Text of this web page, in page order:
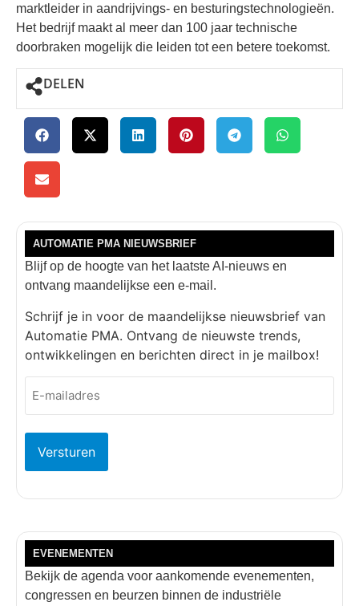
marktleider in aandrijvings- en besturingstechnologieën.
Het bedrijf maakt al meer dan 100 jaar technische
doorbraken mogelijk die leiden tot een betere toekomst.
DELEN
AUTOMATIE PMA NIEUWSBRIEF
Blijf op de hoogte van het laatste AI-nieuws en
ontvang maandelijkse een e-mail.
Schrijf je in voor de maandelijkse nieuwsbrief van
Automatie PMA. Ontvang de nieuwste trends,
ontwikkelingen en berichten direct in je mailbox!
E-
mailadres
EVENEMENTEN
Bekijk de agenda voor aankomende evenementen,
congressen en beurzen binnen de industriële